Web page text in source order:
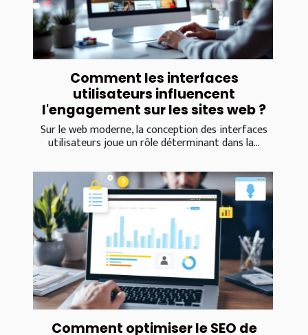
Comment les interfaces
utilisateurs influencent
l'engagement sur les sites web ?
Sur le web moderne, la conception des interfaces
utilisateurs joue un rôle déterminant dans la...
Comment optimiser le SEO de